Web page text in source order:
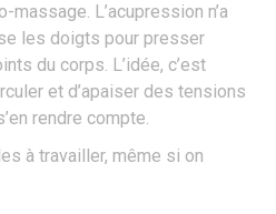
massage. L’acupression n’a
les doigts pour presser
du corps. L’idée, c’est
et d’apaiser des tensions
rendre compte.
à travailler, même si on